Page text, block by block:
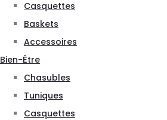
Casquettes
Baskets
Accessoires
Bien-Être
Chasubles
Tuniques
Casquettes